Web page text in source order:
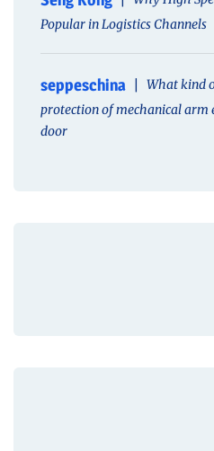
Popular in Logistics Channels
seppeschina
What kind
protection of mechanical arm
door